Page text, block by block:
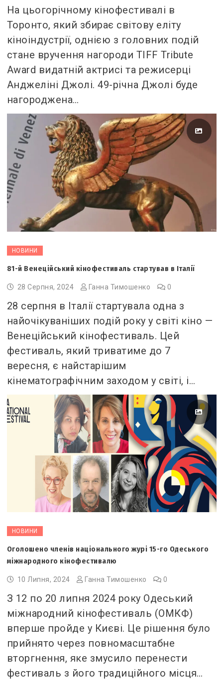
На цьогорічному кінофестивалі в
Торонто, який збирає світову еліту
кіноіндустрії, однією з головних подій
стане вручення нагороди TIFF Tribute
Award видатній актрисі та режисерці
Анджеліні Джолі. 49-річна Джолі буде
нагороджена…
НОВИНИ
81-й Венеційський кінофестиваль стартував в Італії
28 Серпня, 2024 Ганна Тимошенко 0
28 серпня в Італії стартувала одна з
найочікуваніших подій року у світі кіно —
Венеційський кінофестиваль. Цей
фестиваль, який триватиме до 7
вересня, є найстарішим
кінематографічним заходом у світі, і…
НОВИНИ
Оголошено членів національного журі 15-го Одеського
міжнародного кінофестивалю
10 Липня, 2024 Ганна Тимошенко 0
З 12 по 20 липня 2024 року Одеський
міжнародний кінофестиваль (ОМКФ)
вперше пройде у Києві. Це рішення було
прийнято через повномасштабне
вторгнення, яке змусило перенести
фестиваль з його традиційного місця…